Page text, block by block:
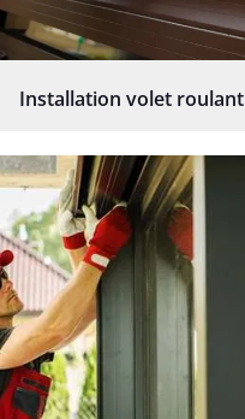
Installation volet roulant